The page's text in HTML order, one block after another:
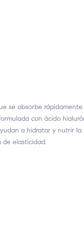
se absorbe
con ácido
a hidratar y nutrir
de elasticidad.